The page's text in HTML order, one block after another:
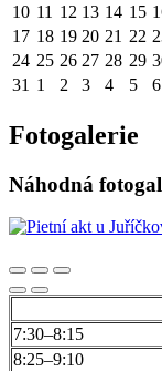
10 11 12 13 14 15
17 18 19 20 21 22
24 25 26 27 28 29
31 1 2 3 4 5 6
Fotogalerie
Náhodná
7:30–8:15
8:25–9:10